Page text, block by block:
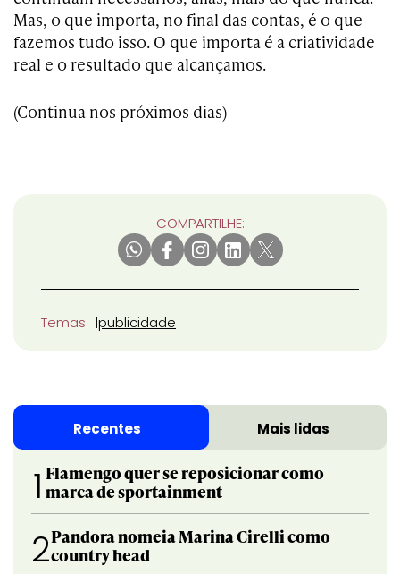
Mas, o que importa, no final das contas, é o que
fazemos tudo isso. O que importa é a criatividade
real e o resultado que alcançamos.
(Continua nos próximos dias)
COMPARTILHE:
Temas publicidade
Recentes Mais lidas
1 Flamengo quer se reposicionar como
marca de sportainment
2Pandora nomeia Marina Cirelli como
country head